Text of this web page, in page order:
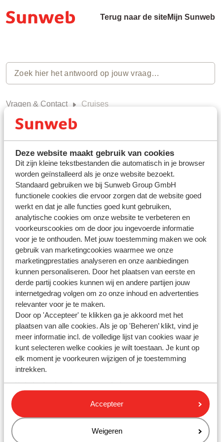
Deze website maakt gebruik van cookies
Dit zijn kleine tekstbestanden die automatisch in je browser
worden geïnstalleerd als je onze website bezoekt.
Standaard gebruiken we bij Sunweb Group GmbH
functionele cookies die ervoor zorgen dat de website goed
werkt en dat je alle functies goed kunt gebruiken,
analytische cookies om onze website te verbeteren en
voorkeurscookies om de door jou ingevoerde informatie
voor je te onthouden. Met jouw toestemming maken we ook
gebruik van marketingcookies waarmee we onze
marketingprestaties analyseren en onze aanbiedingen
kunnen personaliseren. Door het plaatsen van eerste en
derde partij cookies kunnen wij en andere partijen jouw
internetgedrag volgen om zo onze inhoud en advertenties
relevanter voor je te maken.
Door op 'Accepteer' te klikken ga je akkoord met het
plaatsen van alle cookies. Als je op 'Beheren’ klikt, vind je
meer informatie incl. de volledige lijst van cookies waar je
kunt selecteren welke cookies je wilt toestaan. Je kunt op
elk moment je voorkeuren wijzigen of je toestemming
intrekken.
Accepteer
Weigeren
Terug naar de siteMijn Sunweb
Vragen & Contact Cruises
Cruises (0)
Heb jij jouw antwoord niet
gevonden?
Whatsapp ons!
WhatsApp ons op het nummer +3232590910
. Je kunt
ons op hetzelfde nummer ook bellen, houd dan
rekening met langere wachttijden.
Openingstijden:
Maandag t/m vrijdag: 09:00-18:00
Zaterdag: 10:00-17:00
Zondag: gesloten
Bekijk afwijkende openingstijden
Stel je vraag via het contactformulier